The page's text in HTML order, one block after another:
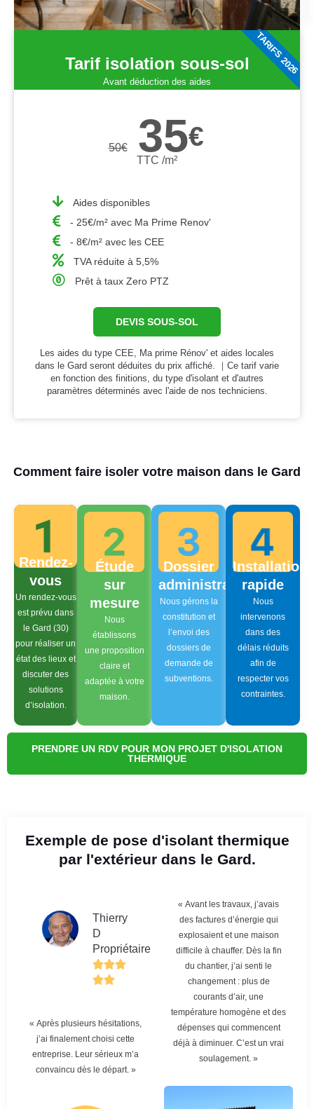
Tarif isolation sous-sol
Avant déduction des aides
50€ 35€
TTC /m²
Aides disponibles
- 25€/m² avec Ma Prime Renov'
- 8€/m² avec les CEE
TVA réduite à 5,5%
Prêt à taux Zero PTZ
DEVIS SOUS-SOL
Les aides du type CEE, Ma prime Rénov' et aides locales
dans le Gard seront déduites du prix affiché. ｜Ce tarif varie
en fonction des finitions, du type d'isolant et d'autres
paramètres déterminés avec l'aide de nos techniciens.
TARIFS 2026
Comment faire isoler votre maison dans le Gard
Rendez-
vous
Un rendez-vous
est prévu dans
le Gard (30)
pour réaliser un
état des lieux et
discuter des
solutions
d’isolation.
Étude
sur
mesure
Nous
établissons
une proposition
claire et
adaptée à votre
maison.
Dossier
administratif
Nous gérons la
constitution et
l’envoi des
dossiers de
demande de
subventions.
Installation
rapide
Nous
intervenons
dans des
délais réduits
afin de
respecter vos
contraintes.
PRENDRE UN RDV POUR MON PROJET D'ISOLATION
THERMIQUE
Exemple de pose d'isolant thermique
par l'extérieur dans le Gard.
Thierry
D
Propriétaire
« Après plusieurs hésitations,
j’ai finalement choisi cette
entreprise. Leur sérieux m’a
convaincu dès le départ. »
« Avant les travaux, j’avais
des factures d’énergie qui
explosaient et une maison
difficile à chauffer. Dès la fin
du chantier, j’ai senti le
changement : plus de
courants d’air, une
température homogène et des
dépenses qui commencent
déjà à diminuer. C’est un vrai
soulagement. »